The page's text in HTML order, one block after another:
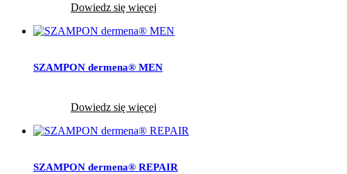
Dowiedz się więcej
SZAMPON dermena® MEN
Dowiedz się więcej
SZAMPON dermena® REPAIR